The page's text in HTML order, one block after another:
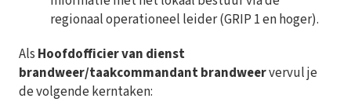
regionaal operationeel leider (GRIP 1 en hoger).
Als Hoofdofficier van dienst
brandweer/taakcommandant brandweervervul je
de volgende kerntaken: